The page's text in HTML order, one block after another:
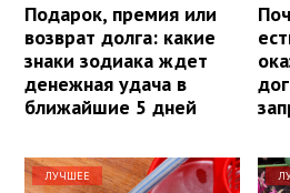
Подарок, премия или
возврат долга: какие
знаки зодиака ждет
денежная удача в
ближайшие 5 дней
ЛУЧШЕЕ